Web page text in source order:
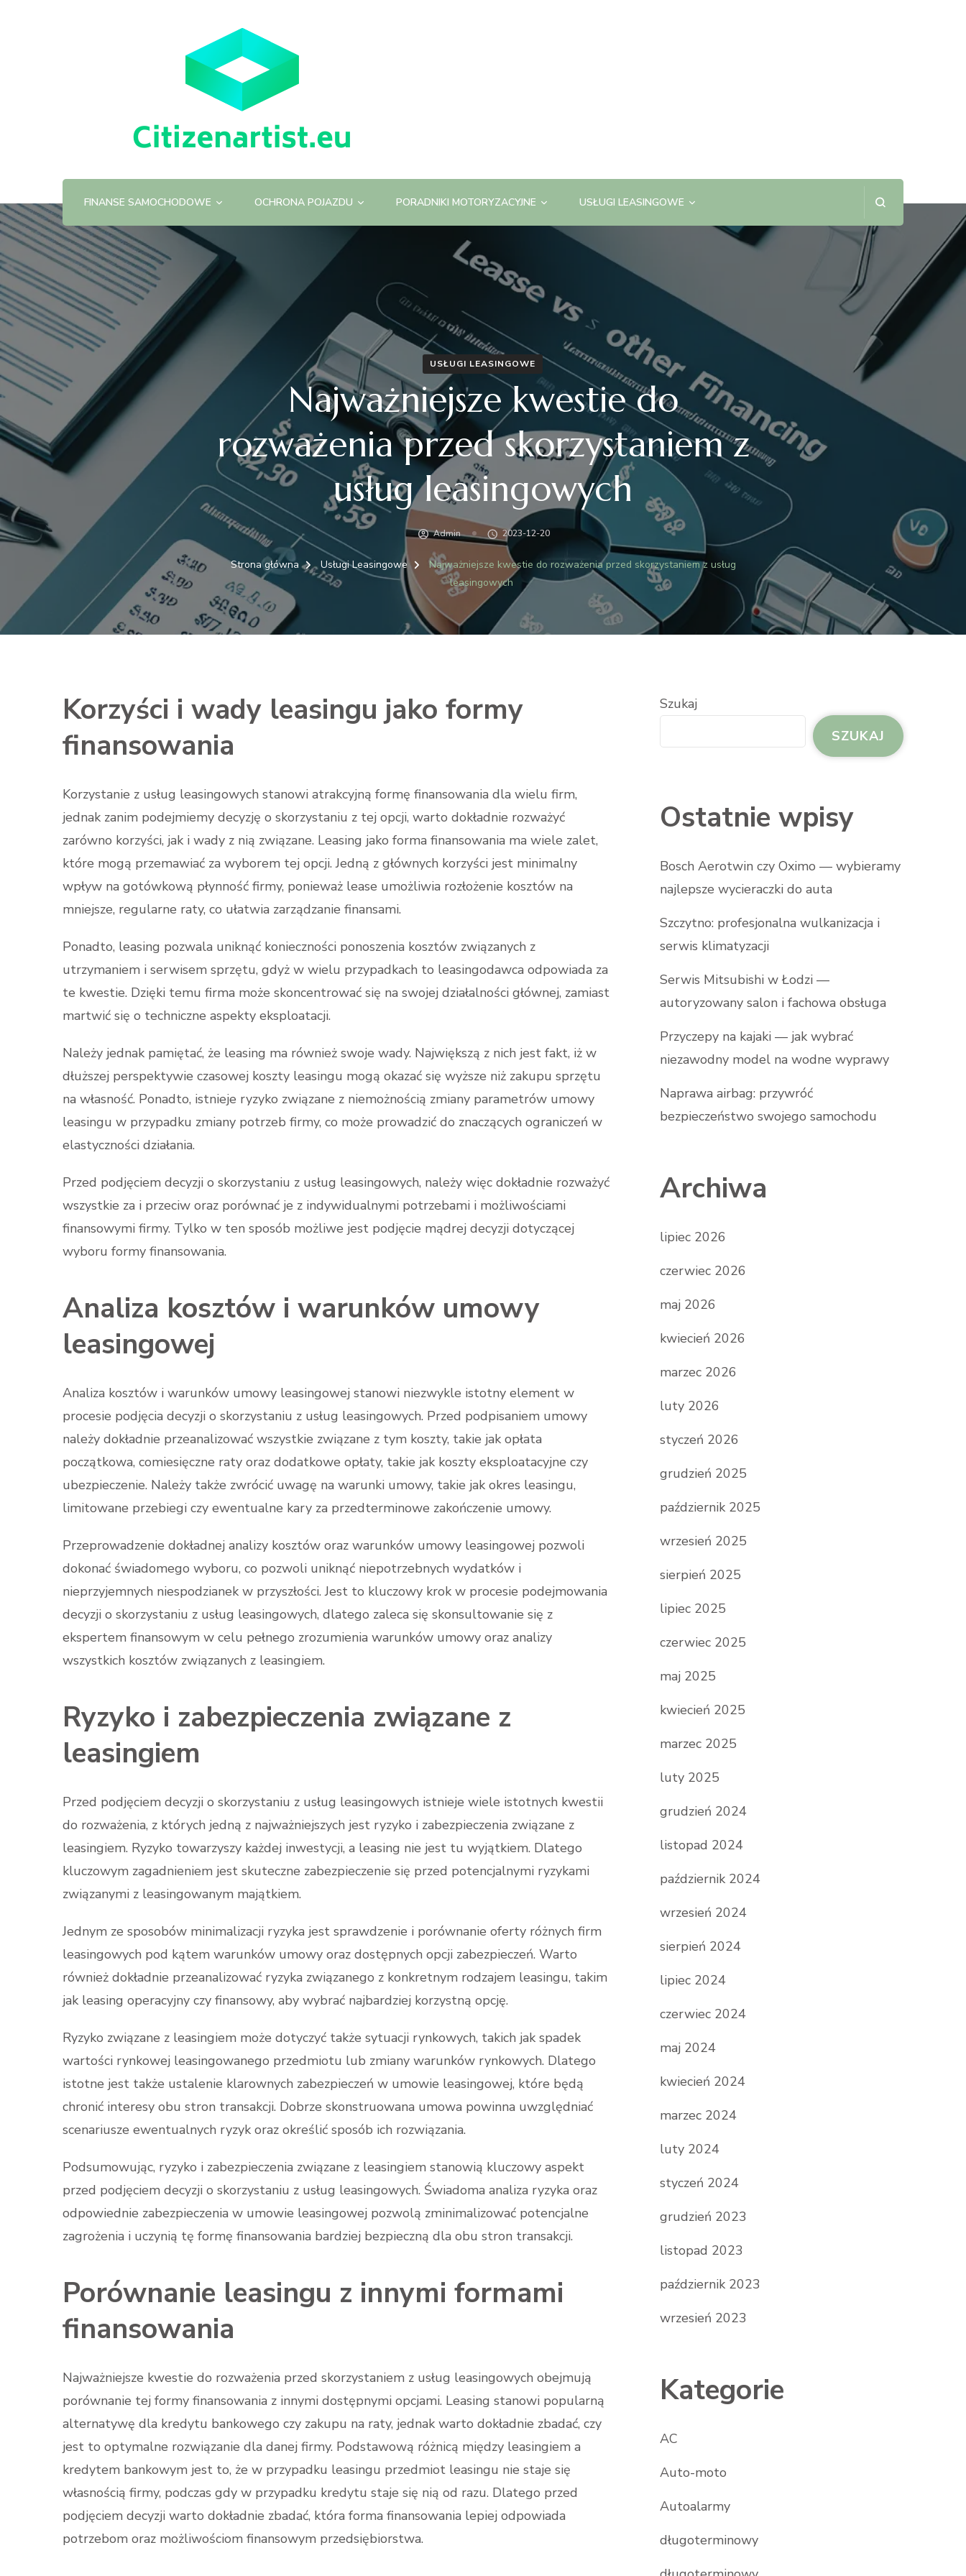
FINANSE SAMOCHODOWE OCHRONA POJAZDU PORADNIKI MOTORYZACYJNE USŁUGI LEASINGOWE
USŁUGI LEASINGOWE
Najważniejsze kwestie do
rozważenia przed skorzystaniem z
usług leasingowych
Admin 2023-12-20
Strona główna Usługi Leasingowe
Najważniejsze kwestie do rozważenia przed skorzystaniem z usług
leasingowych
Korzyści i wady leasingu jako formy
finansowania
Korzystanie z usług leasingowych stanowi atrakcyjną formę finansowania dla wielu firm,
jednak zanim podejmiemy decyzję o skorzystaniu z tej opcji, warto dokładnie rozważyć
zarówno korzyści, jak i wady z nią związane. Leasing jako forma finansowania ma wiele zalet,
które mogą przemawiać za wyborem tej opcji. Jedną z głównych korzyści jest minimalny
wpływ na gotówkową płynność firmy, ponieważ lease umożliwia rozłożenie kosztów na
mniejsze, regularne raty, co ułatwia zarządzanie finansami.
Ponadto, leasing pozwala uniknąć konieczności ponoszenia kosztów związanych z
utrzymaniem i serwisem sprzętu, gdyż w wielu przypadkach to leasingodawca odpowiada za
te kwestie. Dzięki temu firma może skoncentrować się na swojej działalności głównej, zamiast
martwić się o techniczne aspekty eksploatacji.
Należy jednak pamiętać, że leasing ma również swoje wady. Największą z nich jest fakt, iż w
dłuższej perspektywie czasowej koszty leasingu mogą okazać się wyższe niż zakupu sprzętu
na własność. Ponadto, istnieje ryzyko związane z niemożnością zmiany parametrów umowy
leasingu w przypadku zmiany potrzeb firmy, co może prowadzić do znaczących ograniczeń w
elastyczności działania.
Przed podjęciem decyzji o skorzystaniu z usług leasingowych, należy więc dokładnie rozważyć
wszystkie za i przeciw oraz porównać je z indywidualnymi potrzebami i możliwościami
finansowymi firmy. Tylko w ten sposób możliwe jest podjęcie mądrej decyzji dotyczącej
wyboru formy finansowania.
Analiza kosztów i warunków umowy
leasingowej
Analiza kosztów i warunków umowy leasingowej stanowi niezwykle istotny element w
procesie podjęcia decyzji o skorzystaniu z usług leasingowych. Przed podpisaniem umowy
należy dokładnie przeanalizować wszystkie związane z tym koszty, takie jak opłata
początkowa, comiesięczne raty oraz dodatkowe opłaty, takie jak koszty eksploatacyjne czy
ubezpieczenie. Należy także zwrócić uwagę na warunki umowy, takie jak okres leasingu,
limitowane przebiegi czy ewentualne kary za przedterminowe zakończenie umowy.
Przeprowadzenie dokładnej analizy kosztów oraz warunków umowy leasingowej pozwoli
dokonać świadomego wyboru, co pozwoli uniknąć niepotrzebnych wydatków i
nieprzyjemnych niespodzianek w przyszłości. Jest to kluczowy krok w procesie podejmowania
decyzji o skorzystaniu z usług leasingowych, dlatego zaleca się skonsultowanie się z
ekspertem finansowym w celu pełnego zrozumienia warunków umowy oraz analizy
wszystkich kosztów związanych z leasingiem.
Ryzyko i zabezpieczenia związane z
leasingiem
Przed podjęciem decyzji o skorzystaniu z usług leasingowych istnieje wiele istotnych kwestii
do rozważenia, z których jedną z najważniejszych jest ryzyko i zabezpieczenia związane z
leasingiem. Ryzyko towarzyszy każdej inwestycji, a leasing nie jest tu wyjątkiem. Dlatego
kluczowym zagadnieniem jest skuteczne zabezpieczenie się przed potencjalnymi ryzykami
związanymi z leasingowanym majątkiem.
Jednym ze sposobów minimalizacji ryzyka jest sprawdzenie i porównanie oferty różnych firm
leasingowych pod kątem warunków umowy oraz dostępnych opcji zabezpieczeń. Warto
również dokładnie przeanalizować ryzyka związanego z konkretnym rodzajem leasingu, takim
jak leasing operacyjny czy finansowy, aby wybrać najbardziej korzystną opcję.
Ryzyko związane z leasingiem może dotyczyć także sytuacji rynkowych, takich jak spadek
wartości rynkowej leasingowanego przedmiotu lub zmiany warunków rynkowych. Dlatego
istotne jest także ustalenie klarownych zabezpieczeń w umowie leasingowej, które będą
chronić interesy obu stron transakcji. Dobrze skonstruowana umowa powinna uwzględniać
scenariusze ewentualnych ryzyk oraz określić sposób ich rozwiązania.
Podsumowując, ryzyko i zabezpieczenia związane z leasingiem stanowią kluczowy aspekt
przed podjęciem decyzji o skorzystaniu z usług leasingowych. Świadoma analiza ryzyka oraz
odpowiednie zabezpieczenia w umowie leasingowej pozwolą zminimalizować potencjalne
zagrożenia i uczynią tę formę finansowania bardziej bezpieczną dla obu stron transakcji.
Porównanie leasingu z innymi formami
finansowania
Najważniejsze kwestie do rozważenia przed skorzystaniem z usług leasingowych obejmują
porównanie tej formy finansowania z innymi dostępnymi opcjami. Leasing stanowi popularną
alternatywę dla kredytu bankowego czy zakupu na raty, jednak warto dokładnie zbadać, czy
jest to optymalne rozwiązanie dla danej firmy. Podstawową różnicą między leasingiem a
kredytem bankowym jest to, że w przypadku leasingu przedmiot leasingu nie staje się
własnością firmy, podczas gdy w przypadku kredytu staje się nią od razu. Dlatego przed
podjęciem decyzji warto dokładnie zbadać, która forma finansowania lepiej odpowiada
potrzebom oraz możliwościom finansowym przedsiębiorstwa.
Szukaj
SZUKAJ
Ostatnie wpisy
Bosch Aerotwin czy Oximo — wybieramy
najlepsze wycieraczki do auta
Szczytno: profesjonalna wulkanizacja i
serwis klimatyzacji
Serwis Mitsubishi w Łodzi —
autoryzowany salon i fachowa obsługa
Przyczepy na kajaki — jak wybrać
niezawodny model na wodne wyprawy
Naprawa airbag: przywróć
bezpieczeństwo swojego samochodu
Archiwa
lipiec 2026
czerwiec 2026
maj 2026
kwiecień 2026
marzec 2026
luty 2026
styczeń 2026
grudzień 2025
październik 2025
wrzesień 2025
sierpień 2025
lipiec 2025
czerwiec 2025
maj 2025
kwiecień 2025
marzec 2025
luty 2025
grudzień 2024
listopad 2024
październik 2024
wrzesień 2024
sierpień 2024
lipiec 2024
czerwiec 2024
maj 2024
kwiecień 2024
marzec 2024
luty 2024
styczeń 2024
grudzień 2023
listopad 2023
październik 2023
wrzesień 2023
Kategorie
AC
Auto-moto
Autoalarmy
długoterminowy